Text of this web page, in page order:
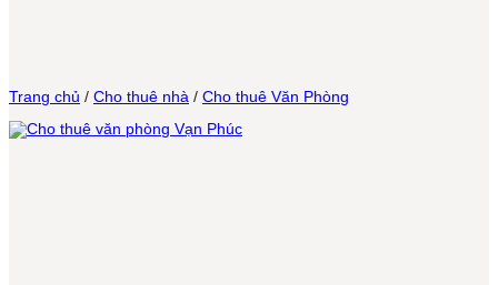
Trang chủ / Cho thuê nhà / Cho thuê Văn Phòng